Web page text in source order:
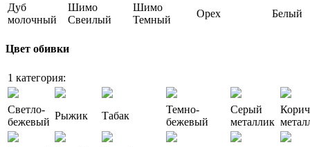
Дуб
молочный
Шимо
Свеилый
Шимо
Темный
Орех Белый
Цвет обивки
1 категория:
Светло-
бежевый
Рыжик Табак
Темно-
бежевый
Серый
металлик